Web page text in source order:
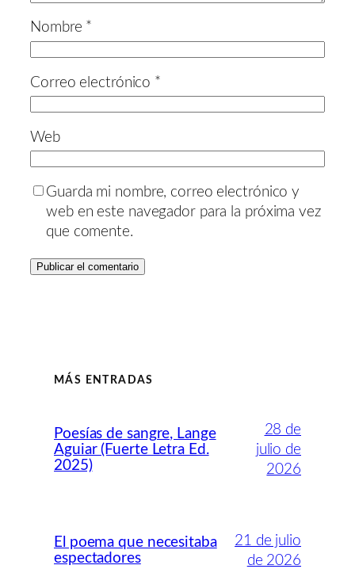
Nombre *
Correo electrónico *
Web
Guarda mi nombre, correo electrónico y
web en este navegador para la próxima vez
que comente.
MÁS ENTRADAS
Poesías de sangre, Lange
Aguiar (Fuerte Letra Ed.
2025)
28 de
julio de
2026
El poema que necesitaba
espectadores
21 de julio
de 2026